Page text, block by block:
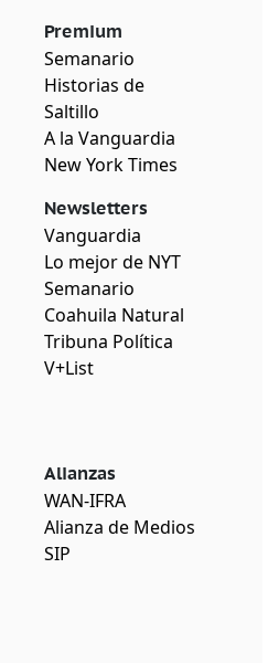
Premium
Semanario
Historias de
Saltillo
A la Vanguardia
New York Times
Newsletters
Vanguardia
Lo mejor de NYT
Semanario
Coahuila Natural
Tribuna Política
V+List
Alianzas
WAN-IFRA
Alianza de Medios
SIP